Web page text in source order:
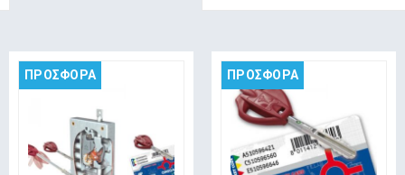
ΠΡΟΣΦΟΡΑ ΠΡΟΣΦΟΡΑ